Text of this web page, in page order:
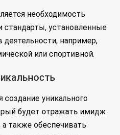
необходимость
стандарты, установленные
например,
или спортивной.
создание уникального
будет отражать имидж
также обеспечивать